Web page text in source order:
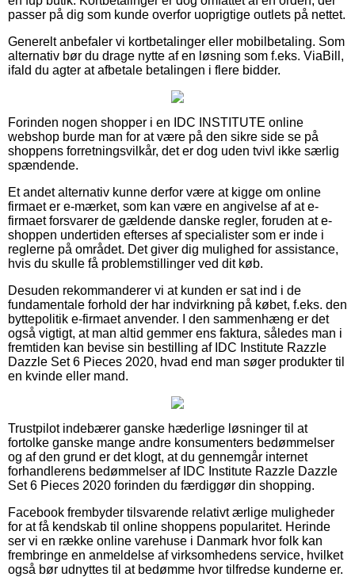
passer på dig som kunde overfor uoprigtige outlets på nettet.
Generelt anbefaler vi kortbetalinger eller mobilbetaling. Som
alternativ bør du drage nytte af en løsning som f.eks. ViaBill,
ifald du agter at afbetale betalingen i flere bidder.
Forinden nogen shopper i en IDC INSTITUTE online
webshop burde man for at være på den sikre side se på
shoppens forretningsvilkår, det er dog uden tvivl ikke særlig
spændende.
Et andet alternativ kunne derfor være at kigge om online
firmaet er e-mærket, som kan være en angivelse af at e-
firmaet forsvarer de gældende danske regler, foruden at e-
shoppen undertiden efterses af specialister som er inde i
reglerne på området. Det giver dig mulighed for assistance,
hvis du skulle få problemstillinger ved dit køb.
Desuden rekommanderer vi at kunden er sat ind i de
fundamentale forhold der har indvirkning på købet, f.eks. den
byttepolitik e-firmaet anvender. I den sammenhæng er det
også vigtigt, at man altid gemmer ens faktura, således man i
fremtiden kan bevise sin bestilling af IDC Institute Razzle
Dazzle Set 6 Pieces 2020, hvad end man søger produkter til
en kvinde eller mand.
Trustpilot indebærer ganske hæderlige løsninger til at
fortolke ganske mange andre konsumenters bedømmelser
og af den grund er det klogt, at du gennemgår internet
forhandlerens bedømmelser af IDC Institute Razzle Dazzle
Set 6 Pieces 2020 forinden du færdiggør din shopping.
Facebook frembyder tilsvarende relativt ærlige muligheder
for at få kendskab til online shoppens popularitet. Herinde
ser vi en række online varehuse i Danmark hvor folk kan
frembringe en anmeldelse af virksomhedens service, hvilket
også bør udnyttes til at bedømme hvor tilfredse kunderne er.